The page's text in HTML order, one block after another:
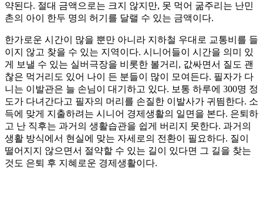
약된다. 절대 금액으로는 크지 않지만, 못 먹어 굶주리는 난민
촌의 아이 한두 명의 허기를 달랠 수 있는 금액이다.
한가로운 시간이 많을 뿐만 아니라 지하철 우대로 교통비를 들
이지 않고 찾을 수 있는 지역이다. 시니어들이 시간을 의미 있
게 보낼 수 있는 실버극장을 비롯한 볼거리, 값싸면서 질도 괜
찮은 먹거리도 있어 나이 든 분들이 많이 모여든다. 필자가 다
니는 이발관은 늘 손님이 대기하고 있다. 보통 하루에 300명 정
도가 다녀간다고 필자의 머리를 손질한 이발사가 귀띔한다. 소
득에 맞게 지출하려는 시니어 경제생활의 일면을 본다. 은퇴하
고 난 직후는 과거의 생활습관을 쉽게 버리지 못한다. 과거의
생활 방식에서 현실에 맞는 자세로의 전환이 필요하다. 질이
떨어지지 않으면서 절약할 수 있는 길이 있다면 그 길을 찾는
것도 은퇴 후 지혜로운 경제생활이다.